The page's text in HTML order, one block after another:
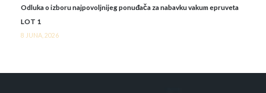
Odluka o izboru najpovoljnijeg ponuđača za nabavku vakum epruveta
LOT 1
8 JUNA, 2026